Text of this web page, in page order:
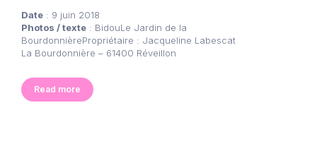
Date : 9 juin 2018
Photos / texte : BidouLe Jardin de la
BourdonnièrePropriétaire : Jacqueline Labescat
La Bourdonnière – 61400 Réveillon
Read more